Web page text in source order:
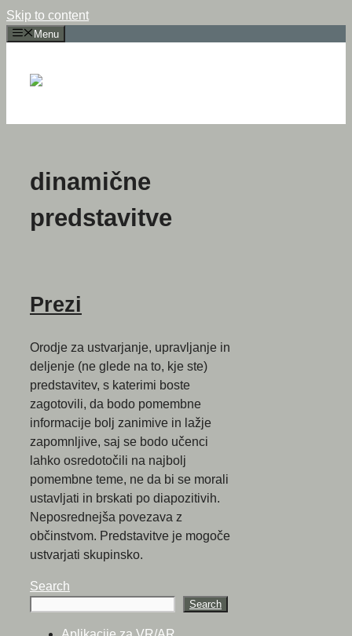
Skip to content
Menu
dinamične
predstavitve
Prezi
Orodje za ustvarjanje, upravljanje in
deljenje (ne glede na to, kje ste)
predstavitev, s katerimi boste
zagotovili, da bodo pomembne
informacije bolj zanimive in lažje
zapomnljive, saj se bodo učenci
lahko osredotočili na najbolj
pomembne teme, ne da bi se morali
ustavljati in brskati po diapozitivih.
Neposrednejša povezava z
občinstvom. Predstavitve je mogoče
ustvarjati skupinsko.
Search
Search